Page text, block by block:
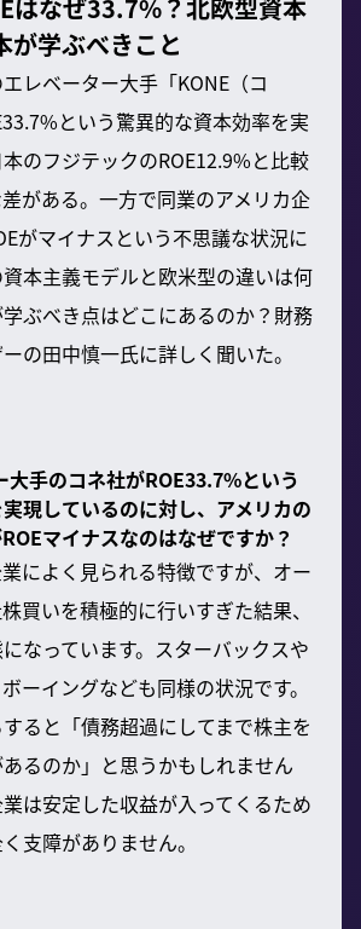
はなぜ33.7%？北欧型資本
が学ぶべきこと
レベーター大手「KONE（コ
という驚異的な資本効率を実
のフジテックのROE12.9%と比較
がある。一方で同業のアメリカ企
がマイナスという不思議な状況に
本主義モデルと欧米型の違いは何
ぶべき点はどこにあるのか？財務
の田中慎一氏に詳しく聞いた。
大手のコネ社がROE33.7%という
現しているのに対し、アメリカの
マイナスなのはなぜですか？
によく見られる特徴ですが、オー
買いを積極的に行いすぎた結果、
なっています。スターバックスや
ーイングなども同様の状況です。
ると「債務超過にしてまで株主を
るのか」と思うかもしれません
は安定した収益が入ってくるため
支障がありません。